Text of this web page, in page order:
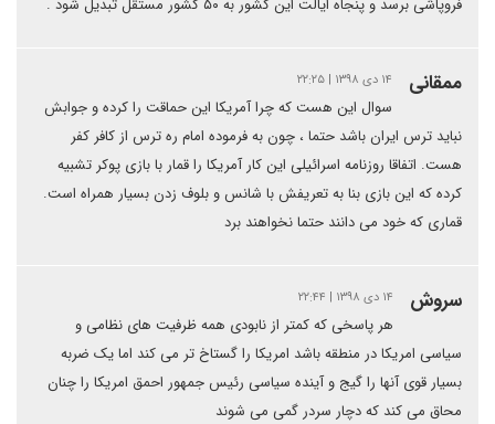
فروپاشی برسد و پنجاه ایالت این کشور به ۵۰ کشور مستقل تبدیل شود .
ممقانی ۱۴ دی ۱۳۹۸ | ۲۲:۲۵
سوال این هست که چرا آمریکا این حماقت را کرده و جوابش
نباید ترس ایران باشد حتما ، چون به فرموده امام ره ترس از کافر کفر
هست. اتفاقا روزنامه اسرائیلی این کار آمریکا را قمار با بازی پوکر تشبیه
کرده که این بازی بنا به تعریفش با شانس و بلوف زدن بسیار همراه است.
قماری که خود می دانند حتما نخواهند برد
سروش ۱۴ دی ۱۳۹۸ | ۲۲:۴۴
هر پاسخی که کمتر از نابودی همه ظرفیت های نظامی و
سیاسی امریکا در منطقه باشد امریکا را گستاخ تر می کند اما یک ضربه
بسیار قوی آنها را گیج و آینده سیاسی رئیس جمهور احمق امریکا را چنان
محاق می کند که دچار سردر گمی می شوند